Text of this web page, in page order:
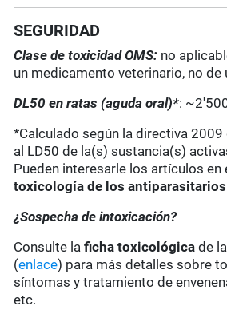
SEGURIDAD
Clase de toxicidad OMS: no
un medicamento veterinario, no de
DL50 en ratas (aguda oral)*:
*Calculado según la directiva 2009
al LD50 de la(s) sustancia(s)
Pueden interesarle los artículos
toxicología de los antiparasitarios
¿Sospecha de intoxicación?
Consulte laficha toxicológica de la
(enlace) para más detalles sobre
síntomas y tratamiento de
etc.